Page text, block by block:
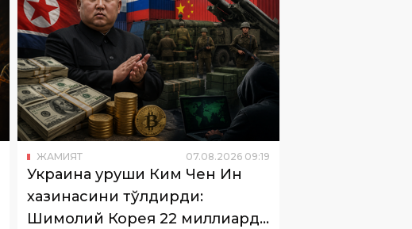
ЖАМИЯТ 07.08.2026 09:19
Украина уруши Ким Чен Ин
хазинасини тўлдирди:
Шимолий Корея 22 миллиард